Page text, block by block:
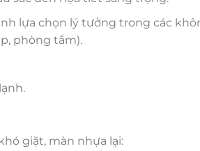
lựa chọn lý tưởng trong các
phòng tắm).
giặt, màn nhựa lại: